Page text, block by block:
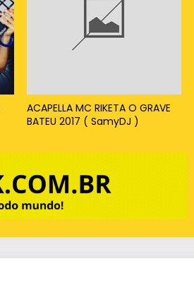
ACAPELLA MC RIKETA O GRAVE
BATEU 2017 ( SamyDJ )